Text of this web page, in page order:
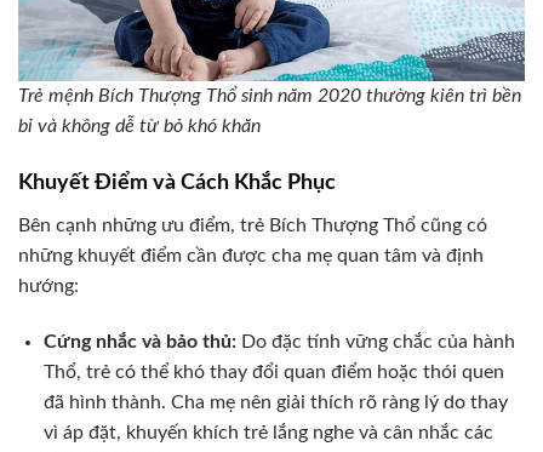
Trẻ mệnh Bích Thượng Thổ sinh năm 2020 thường kiên trì bền
bỉ và không dễ từ bỏ khó khăn
Khuyết Điểm và Cách Khắc Phục
Bên cạnh những ưu điểm, trẻ Bích Thượng Thổ cũng có
những khuyết điểm cần được cha mẹ quan tâm và định
hướng:
Cứng nhắc và bảo thủ:Do đặc tính vững chắc của hành
Thổ, trẻ có thể khó thay đổi quan điểm hoặc thói quen
đã hình thành. Cha mẹ nên giải thích rõ ràng lý do thay
vì áp đặt, khuyến khích trẻ lắng nghe và cân nhắc các